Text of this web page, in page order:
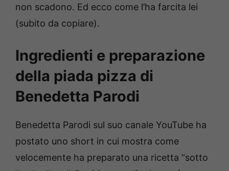
non scadono. Ed ecco come l’ha farcita lei
(subito da copiare).
Ingredienti e preparazione
della piada pizza di
Benedetta Parodi
Benedetta Parodi sul suo canale YouTube ha
postato uno short in cui mostra come
velocemente ha preparato una ricetta “sotto